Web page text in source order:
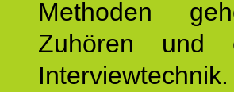
Methoden
Zuhören und